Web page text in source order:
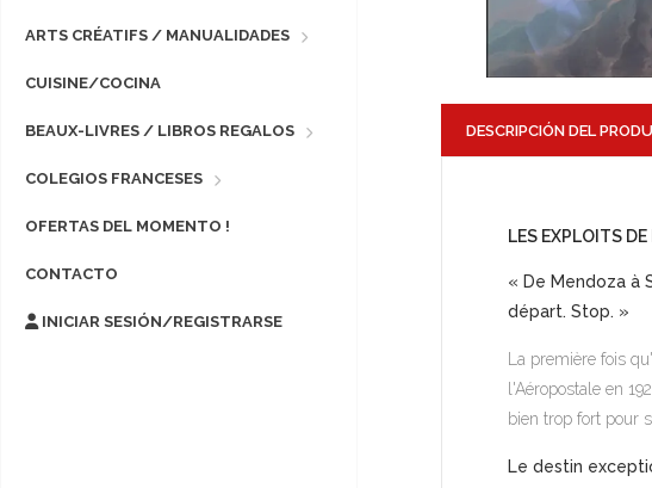
ARTS CRÉATIFS / MANUALIDADES
CUISINE/COCINA
BEAUX-LIVRES / LIBROS REGALOS
COLEGIOS FRANCESES
OFERTAS DEL MOMENTO !
CONTACTO
INICIAR SESIÓN/REGISTRARSE
DESCRIPCIÓN DEL
LES EXPLOITS
« De Mendoza à
départ. Stop. »
La première fois
l'Aéropostale en
bien trop fort pour
Le destin